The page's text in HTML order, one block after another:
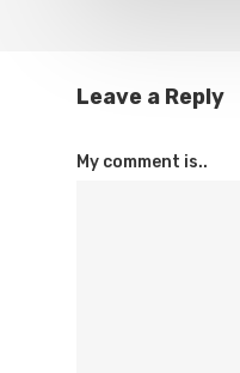
Leave a Reply
My comment is..